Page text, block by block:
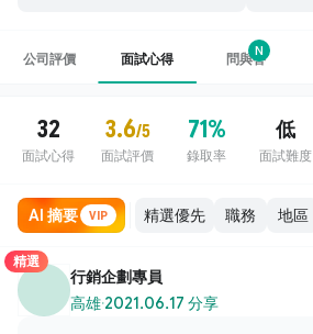
公司評價 面試心得 問與答
N
32
面試心得
3.6/5
面試評價
71%
錄取率
低
面試難度
AI 摘要 VIP 職務 地區
精選
行銷企劃專員
高雄·2021.06.17 分享